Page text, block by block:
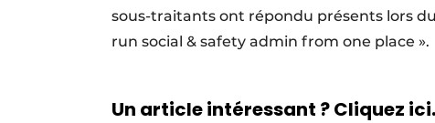
sous-traitants ont répondu présents lors
run social & safety admin from one place ».
Un article intéressant ? Cliquez ici.